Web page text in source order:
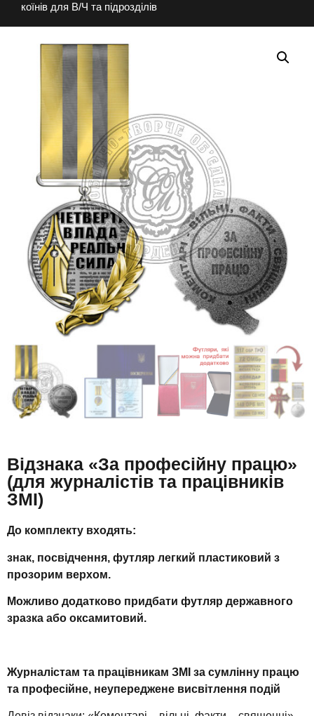
коїнів для В/Ч та підрозділів
Відзнака «За професійну працю»
(для журналістів та працівників
ЗМІ)
До комплекту входять:
знак, посвідчення, футляр легкий пластиковий з
прозорим верхом.
Можливо додатково придбати футляр державного
зразка або оксамитовий.
Журналістам та працівникам ЗМІ за сумлінну працю
та професійне, неупереджене висвітлення подій